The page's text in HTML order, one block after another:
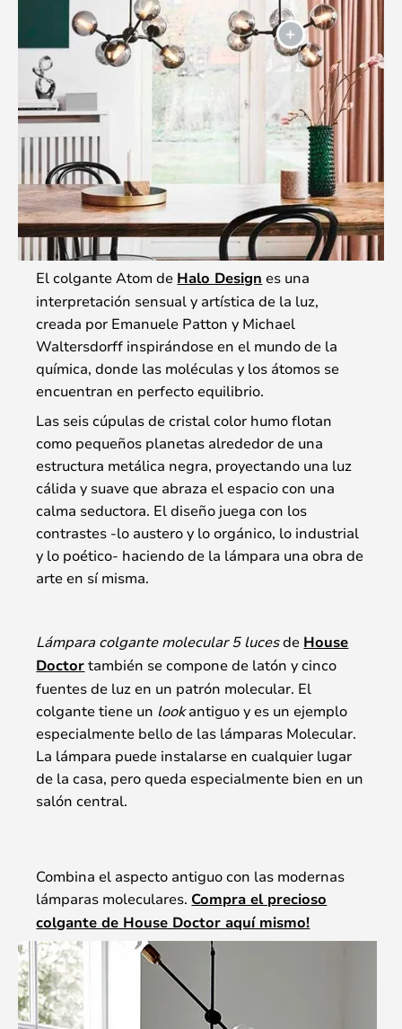
El colgante Atom de Halo Design es una
interpretación sensual y artística de la luz,
creada por Emanuele Patton y Michael
Waltersdorff inspirándose en el mundo de la
química, donde las moléculas y los átomos se
encuentran en perfecto equilibrio.
Las seis cúpulas de cristal color humo flotan
como pequeños planetas alrededor de una
estructura metálica negra, proyectando una luz
cálida y suave que abraza el espacio con una
calma seductora. El diseño juega con los
contrastes -lo austero y lo orgánico, lo industrial
y lo poético- haciendo de la lámpara una obra de
arte en sí misma.
Lámpara colgante molecular 5 lucesde House
Doctortambién se compone de latón y cinco
fuentes de luz en un patrón molecular. El
colgante tiene un lookantiguo y es un ejemplo
especialmente bello de las lámparas Molecular.
La lámpara puede instalarse en cualquier lugar
de la casa, pero queda especialmente bien en un
salón central.
Combina el aspecto antiguo con las modernas
lámparas moleculares. Compra el precioso
colgante de House Doctor aquí mismo!